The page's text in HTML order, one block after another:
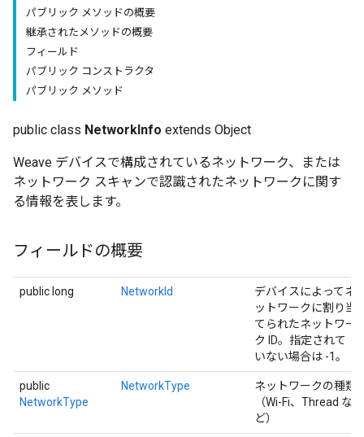
パブリック メソッドの概要
継承されたメソッドの概要
フィールド
パブリック コンストラクタ
パブリック メソッド
public class NetworkInfo extends Object
Weave デバイスで構成されているネットワーク、または
ネットワーク スキャンで認識されたネットワークに関す
る情報を表します。
フィールドの概要
public long NetworkId
デバイスによってネ
ットワークに割り当
てられたネットワー
ク ID。指定されて
いない場合は -1。
public
NetworkType
NetworkType
ネットワークの種類
（Wi-Fi、Thread な
ど）